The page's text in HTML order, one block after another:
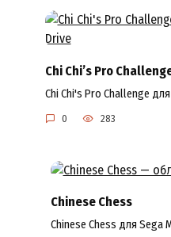
Chi Chi’s Pro
Chi Chi's Pro Challenge
0 283
Chinese Chess
Chinese Chess для Sega